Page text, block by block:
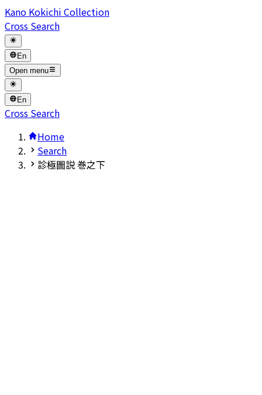
Kano Kokichi Collection
Cross Search
En
Open menu
En
Cross Search
Home
Search
診極圖説 巻之下